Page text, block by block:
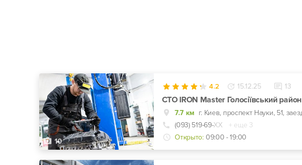
10
4.2 15.12.25 13
СТО IRON Master Голосіївський район
7.7 км
(093) 519-69-ХХ
+ еще 3
Открыто: 09:00 - 19:00